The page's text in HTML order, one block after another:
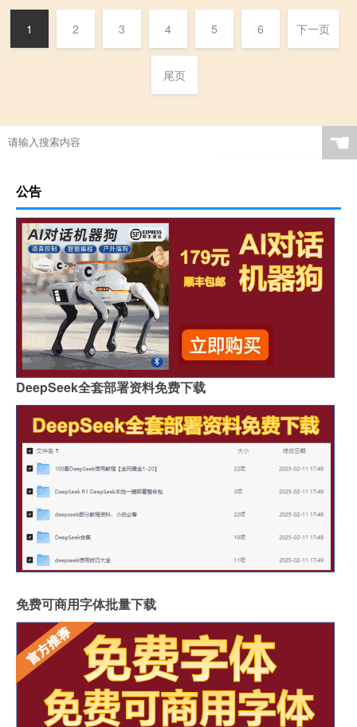
1 2 3 4 5 6 下一页
尾页
☚
公告
DeepSeek全套部署资料免费下载
免费可商用字体批量下载